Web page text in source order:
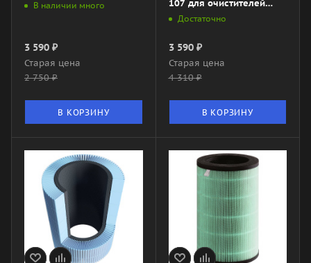
В наличии много
3 590 ₽
Старая цена
2 750₽
В КОРЗИНУ
107 для очистителей
воздуха Ballu AP-107
Достаточно
3 590₽
Старая цена
4 310₽
В КОРЗИНУ